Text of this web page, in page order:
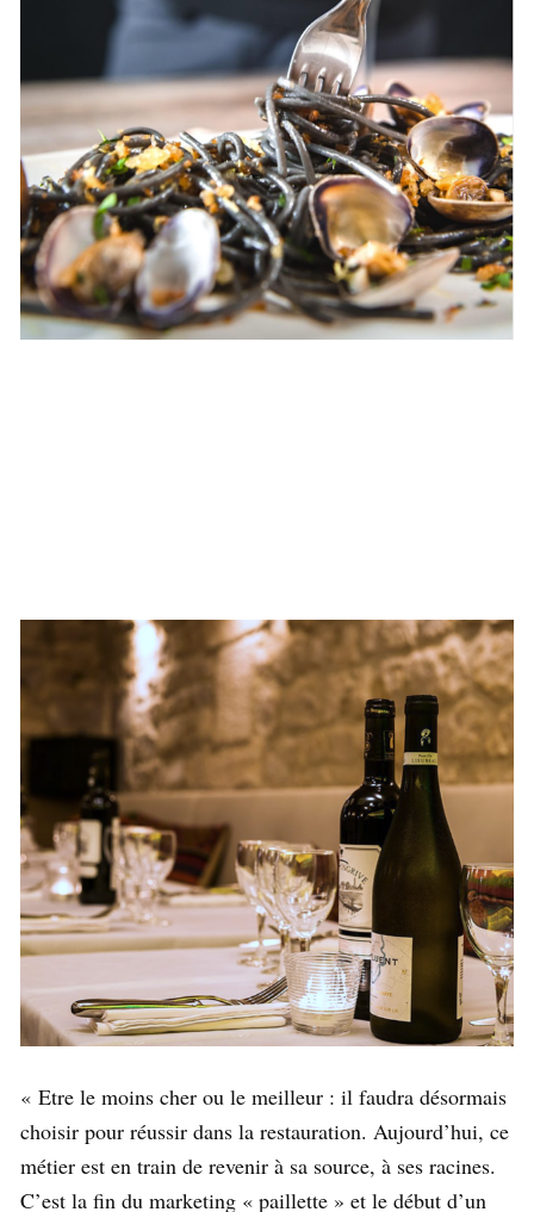
« Etre le moins cher ou le meilleur : il faudra désormais
choisir pour réussir dans la restauration. Aujourd’hui, ce
métier est en train de revenir à sa source, à ses racines.
C’est la fin du marketing « paillette » et le début d’un